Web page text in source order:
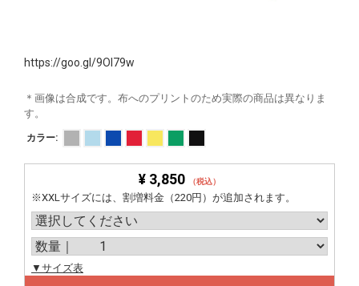
https://goo.gl/9OI79w
＊画像は合成です。布へのプリントのため実際の商品は異なりま
す。
カラー:
¥ 3,850 （税込）
※XXLサイズには、割増料金（220円）が追加されます。
▼サイズ表